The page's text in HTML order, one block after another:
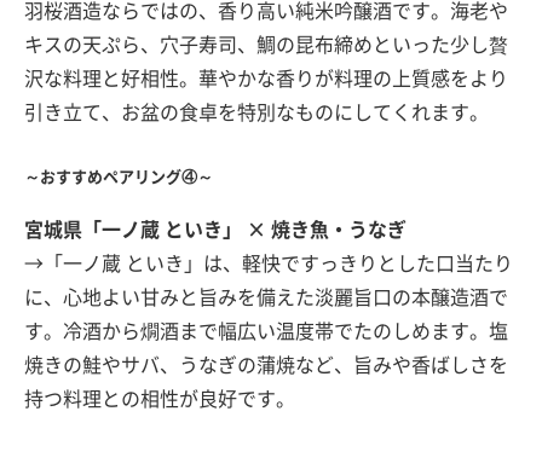
羽桜酒造ならではの、香り高い純米吟醸酒です。海老や
キスの天ぷら、穴子寿司、鯛の昆布締めといった少し贅
沢な料理と好相性。華やかな香りが料理の上質感をより
引き立て、お盆の食卓を特別なものにしてくれます。
～おすすめペアリング④～
宮城県「一ノ蔵 といき」 × 焼き魚・うなぎ
→「一ノ蔵 といき」は、軽快ですっきりとした口当たり
に、心地よい甘みと旨みを備えた淡麗旨口の本醸造酒で
す。冷酒から燗酒まで幅広い温度帯でたのしめます。塩
焼きの鮭やサバ、うなぎの蒲焼など、旨みや香ばしさを
持つ料理との相性が良好です。